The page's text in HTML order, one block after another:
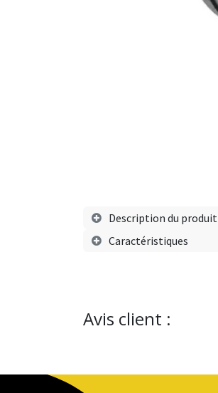
Description du produit
Caractéristiques
Avis client :